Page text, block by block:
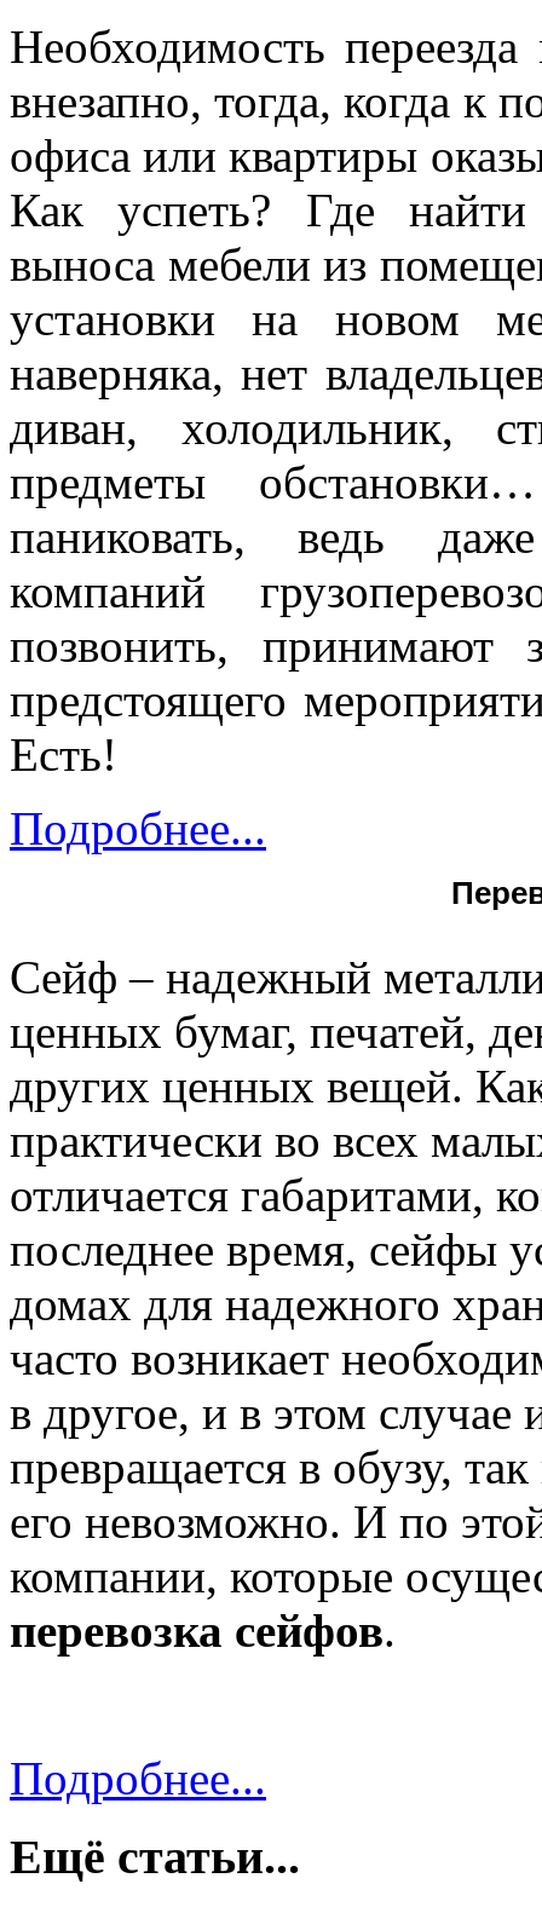
Необходимость
внезапно, тогда, когда к
офиса или квартиры
Как успеть? Где
выноса мебели из
установки на новом
наверняка, нет
диван, холодильник,
предметы
паниковать, ведь
компаний
позвонить, принимают
предстоящего
Есть!
Подробнее...
Сейф – надежный
ценных бумаг, печатей,
других ценных вещей.
практически во всех
отличается габаритами,
последнее время, сейфы
домах для надежного
часто возникает
в другое, и в этом случае
превращается в обузу,
его невозможно. И по
компании, которые
перевозка сейфов.
Подробнее...
Ещё статьи...